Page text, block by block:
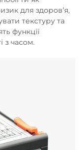
для здоров’я,
текстуру та
функції
з часом.